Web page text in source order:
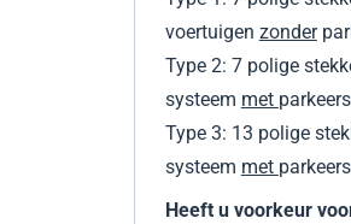
voertuigen zonder
Type 2: 7 polige
systeem met
Type 3: 13 polige
systeem met
Heeft u voorkeur